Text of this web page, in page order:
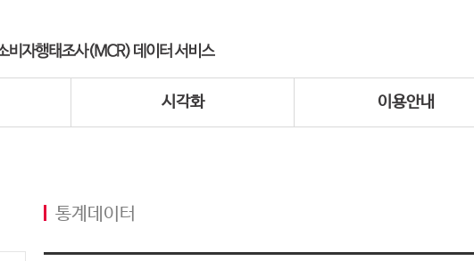
시각화 이용안내
통계데이터